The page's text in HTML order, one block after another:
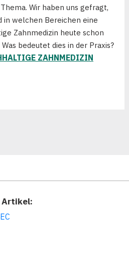
Wir haben uns gefragt,
in welchen Bereichen eine
Zahnmedizin heute schon
bedeutet dies in der Praxis?
ZAHNMEDIZIN
Artikel: